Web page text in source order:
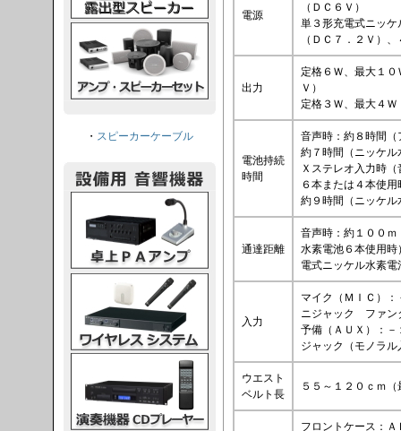
電源
（ＤＣ６Ｖ）
単３形充電式ニッ
（ＤＣ７．２Ｖ）
出力
定格６Ｗ、最大１
Ｖ）
定格３Ｗ、最大４
電池持続
時間
音声時：約８時間
約７時間（ニッケ
Ｘステレオ入力時
６本または４本使用
約９時間（ニッケ
通達距離
音声時：約１００
水素電池６本使用
電式ニッケル水素
入力
マイク（ＭＩＣ）
ニジャック ファン
予備（ＡＵＸ）：
ジャック（モノラル
ウエスト
ベルト長
５５～１２０ｃｍ
フロントケース：
・ スピーカーケーブル